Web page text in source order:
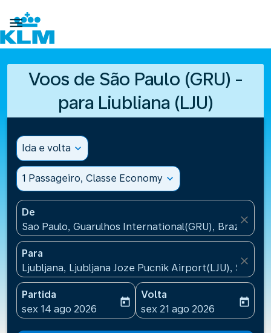

Voos de São Paulo (GRU) -
para Liubliana (LJU)
Ida e volta expand_more
1 Passageiro, Classe Economy expand_more
De
Sao Paulo, Guarulhos International(GRU), Brazil
close
Para
Ljubljana, Ljubljana Joze Pucnik Airport(LJU),
close
Partida
fc-booking-departure-date-aria-label
sex 14 ago 2026
today
Volta
fc-booking-return-date-
sex 21 ago 2026
today